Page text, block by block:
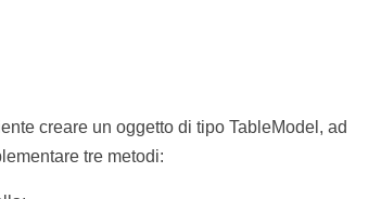
creare un oggetto di tipo TableModel, ad
tre metodi: